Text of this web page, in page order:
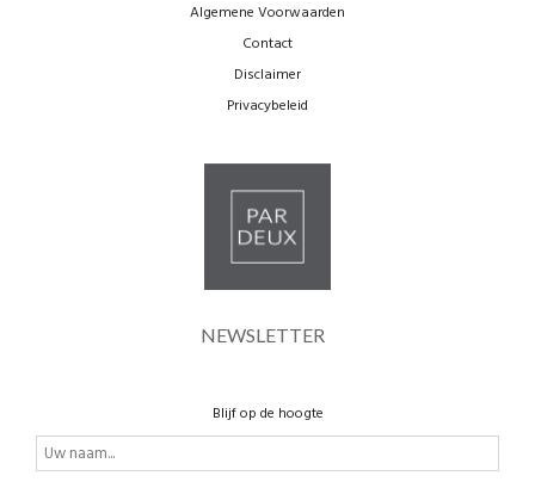
Algemene Voorwaarden
Contact
Disclaimer
Privacybeleid
NEWSLETTER
Blijf op de hoogte